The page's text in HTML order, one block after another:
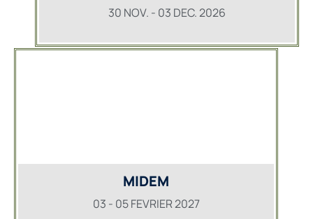
30 NOV. - 03 DEC. 2026
MIDEM
03 - 05 FEVRIER 2027